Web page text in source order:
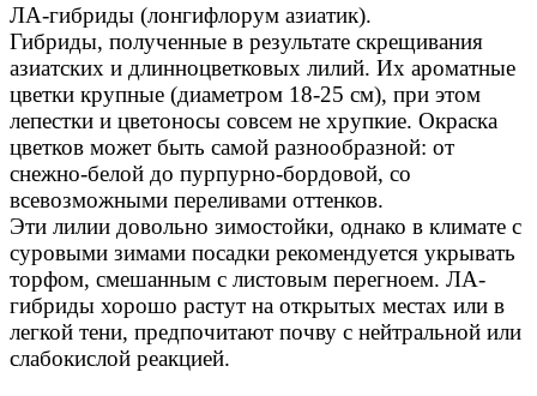
ЛА-гибриды (лонгифлорум азиатик).
Гибриды, полученные в результате скрещивания
азиатских и длинноцветковых лилий. Их ароматные
цветки крупные (диаметром 18-25 см), при этом
лепестки и цветоносы совсем не хрупкие. Окраска
цветков может быть самой разнообразной: от
снежно-белой до пурпурно-бордовой, со
всевозможными переливами оттенков.
Эти лилии довольно зимостойки, однако в климате с
суровыми зимами посадки рекомендуется укрывать
торфом, смешанным с листовым перегноем. ЛА-
гибриды хорошо растут на открытых местах или в
легкой тени, предпочитают почву с нейтральной или
слабокислой реакцией.